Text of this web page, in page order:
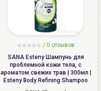
/ 0 отзывов
SANA Esteny Шампунь для
проблемной кожи тела, с
ароматом свежих трав | 300мл |
Esteny Body Refining Shampoo